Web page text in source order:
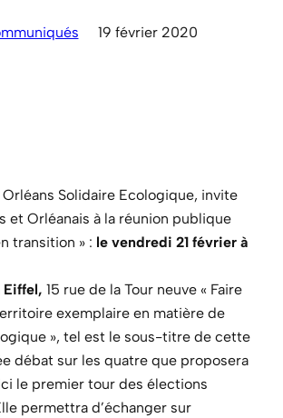
19 février 2020
Orléans Solidaire Ecologique, invite
et Orléanais à la réunion publique
transition » : le vendredi 21 février à
Eiffel, 15 rue de la Tour neuve « Faire
exemplaire en matière de
», tel est le sous-titre de cette
débat sur les quatre que proposera
le premier tour des élections
permettra d’échanger sur